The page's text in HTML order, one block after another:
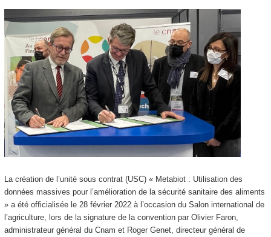
La création de l’unité sous contrat (USC) « Metabiot : Utilisation des
données massives pour l’amélioration de la sécurité sanitaire des aliments
» a été officialisée le 28 février 2022 à l’occasion du Salon international de
l’agriculture, lors de la signature de la convention par Olivier Faron,
administrateur général du Cnam et Roger Genet, directeur général de